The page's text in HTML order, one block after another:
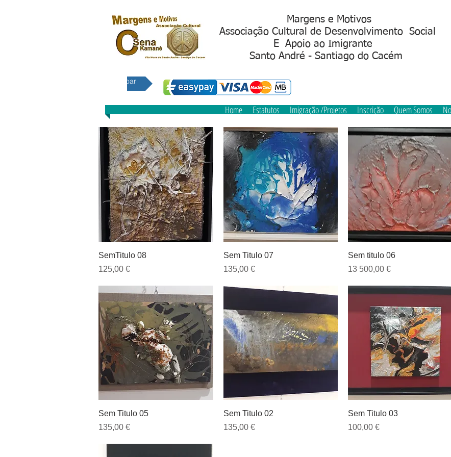
Margens e Motivos
Associação Cultural de Desenvolvimento Social
E Apoio ao
Santo André - Santiago do Cacém
Doar
Home Estatutos Imigração /Projetos Inscrição Quem Somos
Visualização rápida
SemTitulo 08
Preço
125,00 €
Visualização rápida
Sem Titulo 07
Preço
135,00 €
Visualização rápida
Sem titulo 06
Preço
13 500,00 €
Visualização rápida
Sem Titulo 05
Preço
135,00 €
Visualização rápida
Sem Titulo 02
Preço
135,00 €
Visualização rápida
Sem Titulo 03
Preço
100,00 €